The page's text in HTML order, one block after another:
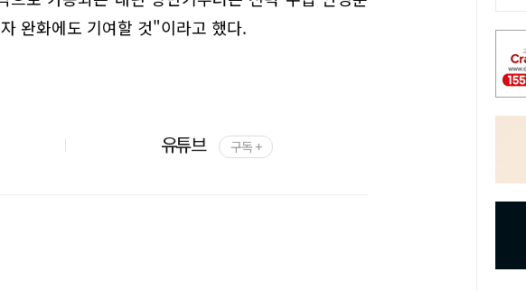
완화에도 기여할 것"이라고 했다.
유튜브 구독 +